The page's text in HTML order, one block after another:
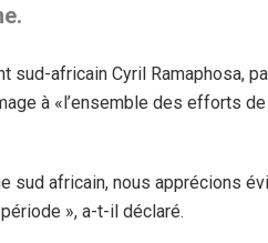
sud-africain Cyril Ramaphosa,
à «l’ensemble des efforts
sud africain, nous apprécions
», a-t-il déclaré.